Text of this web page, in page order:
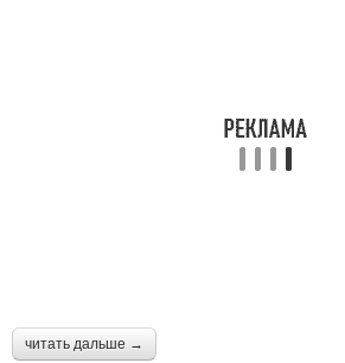
читать дальше →